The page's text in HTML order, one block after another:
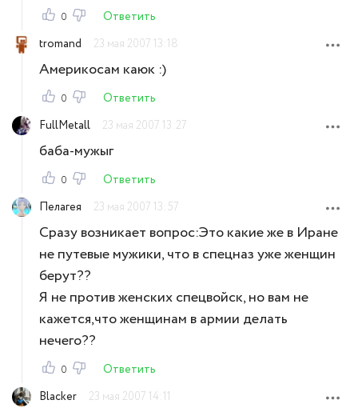
0
Ответить
tromand
23 мая 2007 13:18
Америкосам каюк :)
0
Ответить
FullMetall
23 мая 2007 13:27
баба-мужыг
0
Ответить
Пелагея
23 мая 2007 13:57
Сразу возникает вопрос:Это какие же в Иране
не путевые мужики, что в спецназ уже женщин
берут??
Я не против женских спецвойск, но вам не
кажется,что женщинам в армии делать
нечего??
0
Ответить
Blacker
23 мая 2007 14:11